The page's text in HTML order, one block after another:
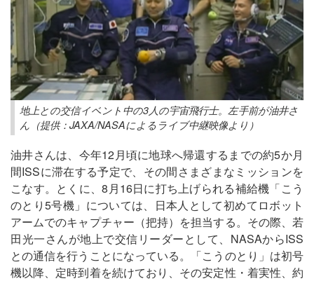
地上との交信イベント中の3人の宇宙飛行士。左手前が油井さ
ん（提供：JAXA/NASAによるライブ中継映像より）
油井さんは、今年12月頃に地球へ帰還するまでの約5か月
間ISSに滞在する予定で、その間さまざまなミッションを
こなす。とくに、8月16日に打ち上げられる補給機「こう
のとり5号機」については、日本人として初めてロボット
アームでのキャプチャー（把持）を担当する。その際、若
田光一さんが地上で交信リーダーとして、NASAからISS
との通信を行うことになっている。「こうのとり」は初号
機以降、定時到着を続けており、その安定性・着実性、約